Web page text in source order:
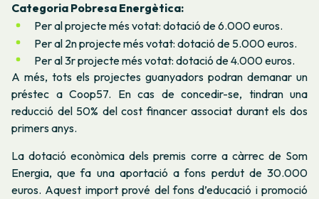
Categoria Pobresa Energètica:
Per al projecte més votat: dotació de 6.000 euros.
Per al 2n projecte més votat: dotació de 5.000 euros.
Per al 3r projecte més votat: dotació de 4.000 euros.
A més, tots els projectes guanyadors podran demanar un
préstec a Coop57. En cas de concedir-se, tindran una
reducció del 50% del cost financer associat durant els dos
primers anys.
La dotació econòmica dels premis corre a càrrec de Som
Energia, que fa una aportació a fons perdut de 30.000
euros. Aquest import prové del fons d’educació i promoció